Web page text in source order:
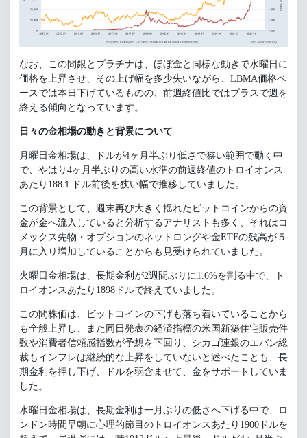
なお、この間銀とプラチナは、ほぼ金と同様な動きで水曜日に
価格を上昇させ、その上げ幅を多少失いながら、LBMA価格ベ
ースでは本日下げているものの、前週終値比ではプラスで週を
終える傾向となっています。
日々の金相場の動きと背景について
月曜日金相場は、ドルが4ヶ月半ぶり低さで狭い範囲で動く中
で、やはり4ヶ月半ぶりの高い水準の前週終値のトロイオンス
あたり188１ドル前後を狭い幅で推移していました。
この背景として、週末再び大きく揺れたビットコインからの資
金が金へ流入していると分析するアナリストも多く、それはコ
メックス先物・オプションのネットロングや金ETFの残高が５
月に入り増加していることからも見受けられていました。
火曜日金相場は、長期金利が2週間ぶりに1.6%を割る中で、ト
ロイオンスあたり1898ドルで終えていました。
この間株価は、ビットコインの下げも落ち着いていることから
も全般上昇し、また同日発表の経済指標の米国新築住宅販売件
数や消費者信頼感指数が予想を下回り、シカゴ連銀のエバン総
裁もインフレは継続的な上昇をしていないと述べたことも、長
期金利を押し下げ、ドルを弱含ませて、金をサポートしていま
した。
水曜日金相場は、長期金利は一月ぶりの低さへ下げる中で、ロ
ンドン時間早朝に心理的節目のトロイオンスあたり1900ドルを